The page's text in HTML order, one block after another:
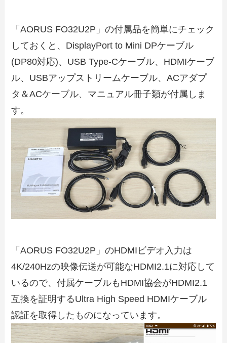
「AORUS FO32U2P」の付属品を簡単にチェック
しておくと、DisplayPort to Mini DPケーブル
(DP80対応)、USB Type-Cケーブル、HDMIケーブ
ル、USBアップストリームケーブル、ACアダプ
タ＆ACケーブル、マニュアル冊子類が付属しま
す。
「AORUS FO32U2P」のHDMIビデオ入力は
4K/240Hzの映像伝送が可能なHDMI2.1に対応して
いるので、付属ケーブルもHDMI協会がHDMI2.1
互換を証明するUltra High Speed HDMIケーブル
認証を取得したものになっています。